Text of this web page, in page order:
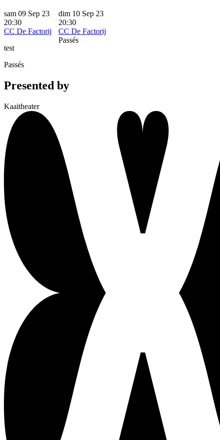
sam 09 Sep 23
20:30
CC De Factorij
test
Passés
dim 10 Sep 23
20:30
CC De Factorij
Passés
Presented by
Kaaitheater